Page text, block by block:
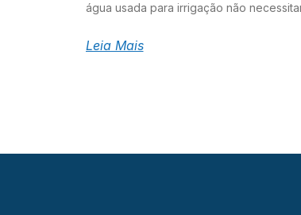
água usada para irrigação não
múltiplas barreiras para garantir um
com a especificação do fabricante.
na água são removidos através da
Leia Mais